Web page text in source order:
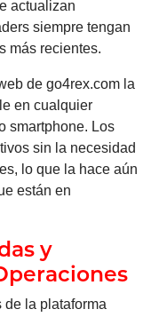
actualizan
siempre tengan
más recientes.
de go4rex.com la
en cualquier
smartphone. Los
sin la necesidad
lo que la hace aún
están en
y
de la plataforma